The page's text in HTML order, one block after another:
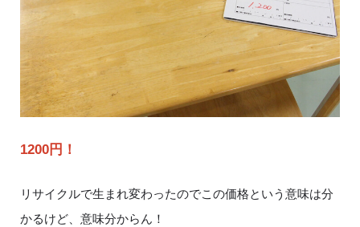
1200円！
リサイクルで生まれ変わったのでこの価格という意味は分
かるけど、意味分からん！